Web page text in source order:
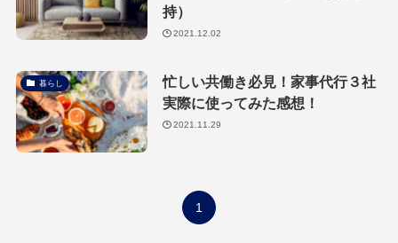
持）
2021.12.02
暮らし
忙しい共働き必見！家事代行３社
実際に使ってみた感想！
2021.11.29
1